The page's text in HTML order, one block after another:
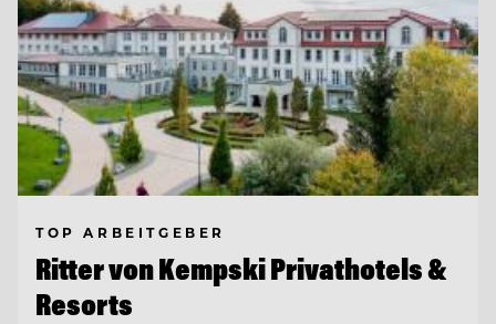
TOP ARBEITGEBER
Ritter von Kempski Privathotels &
Resorts